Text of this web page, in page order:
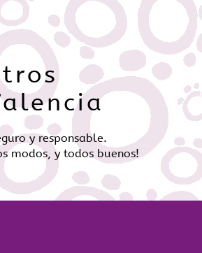
y responsable.
modos, y todos buenos!